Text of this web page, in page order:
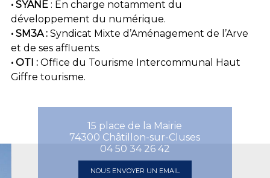
• SYANE: En charge notamment du
développement du numérique.
• SM3A :Syndicat Mixte d’Aménagement de l’Arve
et de ses affluents.
• OTI :Office du Tourisme Intercommunal Haut
Giffre tourisme.
15 place de la Mairie
74300 Châtillon-sur-Cluses
04 50 34 26 42
NOUS ENVOYER UN EMAIL